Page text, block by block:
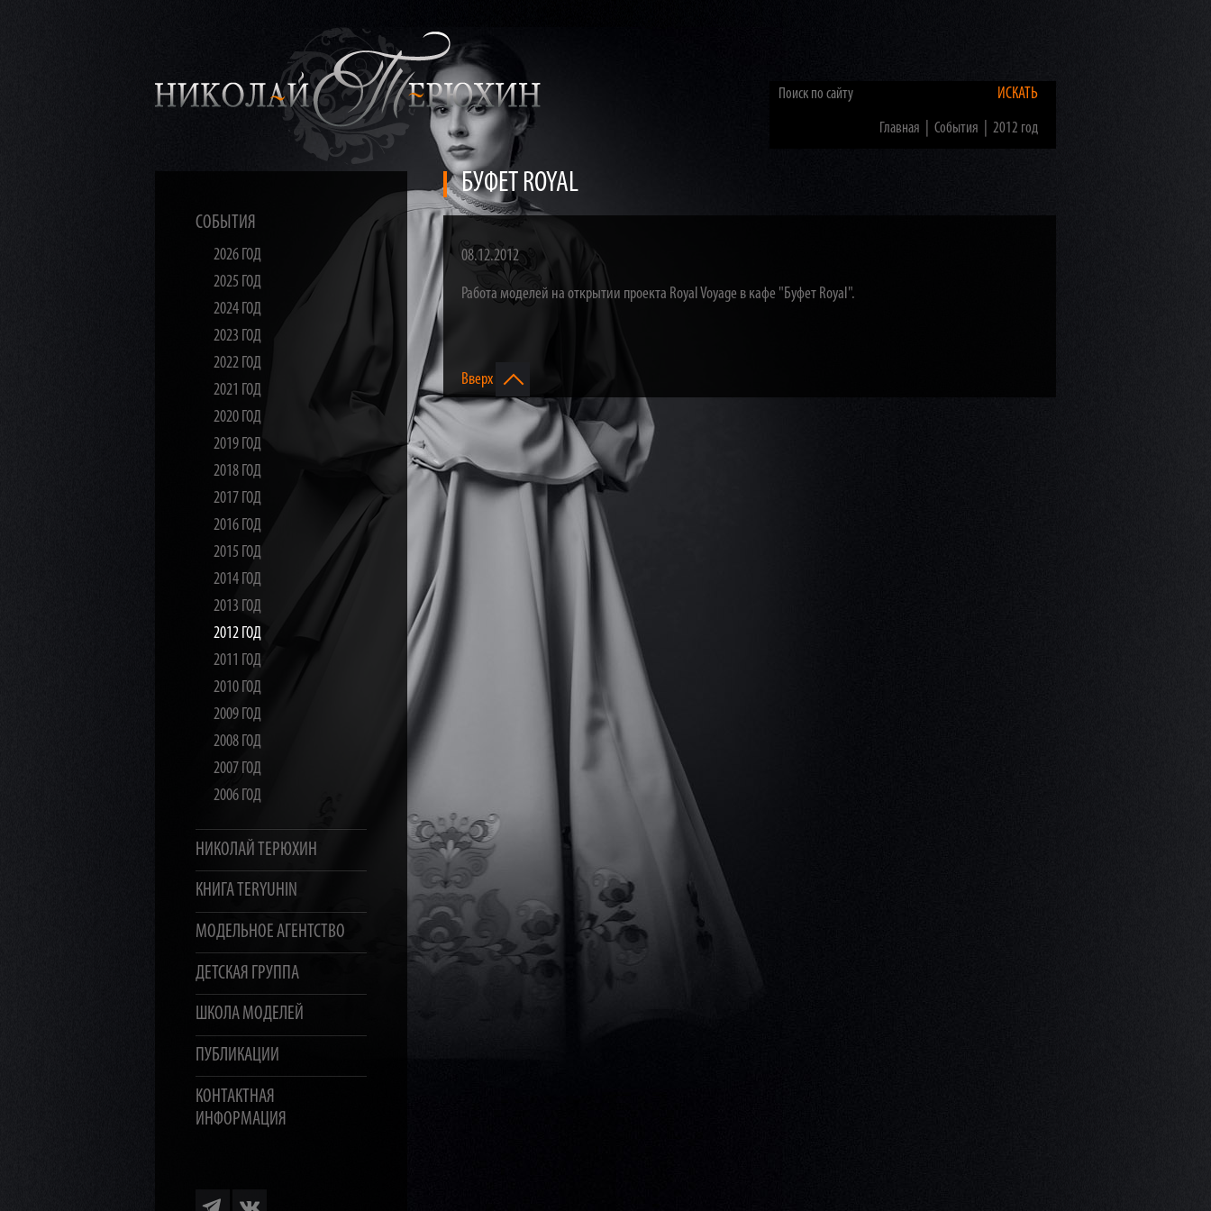
ИСКАТЬ
Главная События 2012 год
СОБЫТИЯ
2026 ГОД
2025 ГОД
2024 ГОД
2023 ГОД
2022 ГОД
2021 ГОД
2020 ГОД
2019 ГОД
2018 ГОД
2017 ГОД
2016 ГОД
2015 ГОД
2014 ГОД
2013 ГОД
2012 ГОД
2011 ГОД
2010 ГОД
2009 ГОД
2008 ГОД
2007 ГОД
2006 ГОД
НИКОЛАЙ ТЕРЮХИН
КНИГА TERYUHIN
МОДЕЛЬНОЕ АГЕНТСТВО
ДЕТСКАЯ ГРУППА
ШКОЛА МОДЕЛЕЙ
ПУБЛИКАЦИИ
КОНТАКТНАЯ
ИНФОРМАЦИЯ
БУФЕТ ROYAL
08.12.2012
Работа моделей на открытии проекта Royal Voyage в кафе "Буфет Royal".
Вверх